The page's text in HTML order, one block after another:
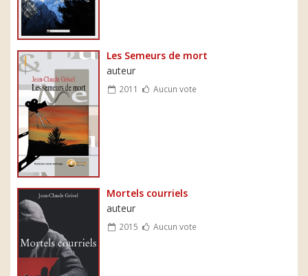
Les Semeurs de mort
auteur
2011 Aucun vote
Mortels courriels
auteur
2015 Aucun vote